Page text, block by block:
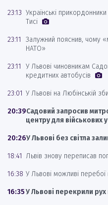
23:13 Українські
Тисі
23:11
Залужний пояснив, чому
НАТО»
23:11
У Львові чиновникам
кредитних автобусів
23:01 У Львові на Любінській
20:39Садовий запросив
центру для військових
20:26У Львові без світла
18:41 Львів знову переписав
16:38 У Львові можливі
16:35У Львові перекрили рух